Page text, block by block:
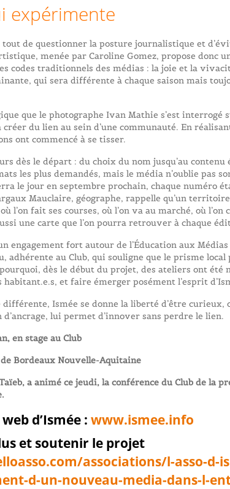
expérimente
tout de questionner la posture journalistique et
menée par Caroline Gomez, propose donc
codes traditionnels des médias : la joie et la
qui sera différente à chaque saison mais
que le photographe Ivan Mathie s’est interrogé
du lien au sein d’une communauté. En
ont commencé à se tisser.
dès le départ : du choix du nom jusqu’au contenu
les plus demandés, mais le média n’oublie pas
le jour en septembre prochain, chaque numéro
Mauclaire, géographe, rappelle qu’un
l’on fait ses courses, où l’on va au marché, où l’on
une carte que l’on pourra retrouver à chaque
engagement fort autour de l’Éducation aux
adhérente au Club, qui souligne que le prisme local
dès le début du projet, des ateliers ont été
et faire émerger posément l’esprit
Ismée se donne la liberté d’être curieux,
lui permet d’innover sans perdre le lien.
en stage au Club
Bordeaux Nouvelle-Aquitaine
a animé ce jeudi, la conférence du Club de la
d’Ismée : www.ismee.info
et soutenir le projet
associations/l-asso-d-
d-un-nouveau-media-dans-l-